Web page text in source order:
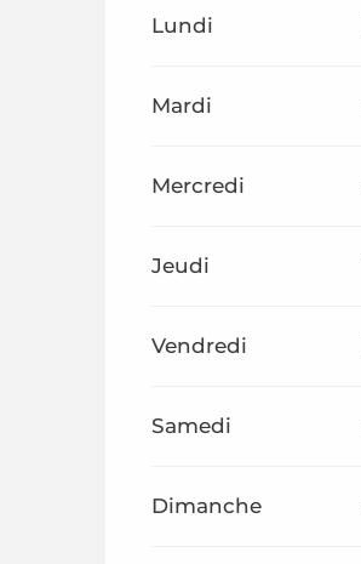
Lundi
Mardi
Mercredi
Jeudi
Vendredi
Samedi
Dimanche